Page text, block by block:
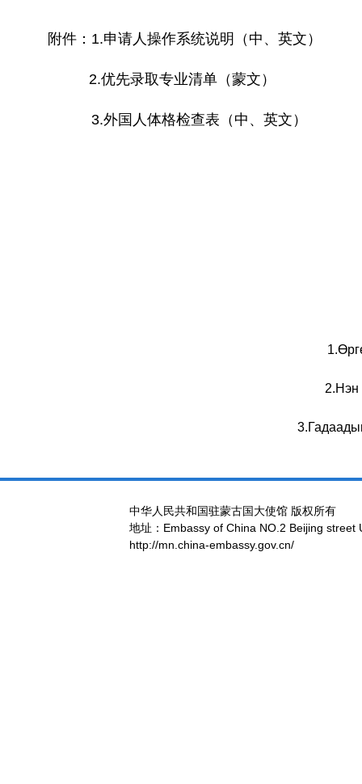
附件：1.申请人操作系统说明（中、英文）
2.优先录取专业清单（蒙文）
3.外国人体格检查表（中、英文）
2.Нэн
中华人民共和国驻蒙古国大使馆 版权所有
地址：Embassy of China NO.2 Beijing street
http://mn.china-embassy.gov.cn/